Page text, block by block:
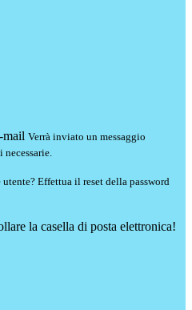
mail Verrà inviato un messaggio
Effettua il reset della password
la casella di posta elettronica!